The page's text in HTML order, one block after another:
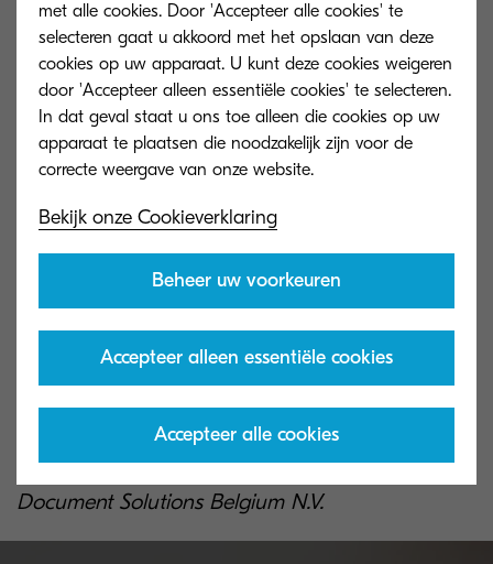
geschreven overeenkomsten, gemaakt
door dochterondernemingen of filialen van
KYOCERA Document Solutions EMEA met
derden, te vervangen. In het geval dat een
onbedoeld conflict bestaat, heeft de lokaal
afgesloten overeenkomst voorrang. In het
geval waar een zakelijke relatie bestaat, binnen
dewelke er nog geen geschikte tekst is die
bovenvermelde punten dekt, dan is de onder
'Wettelijke bepalingen' gegeven informatie van
toepassing, als de lokale omstandigheden dat
toestaan.
© KYOCERA Document Solutions Belgium N.V.
Sitemap Wettelijke bepalingen© KYOCERA
Document Solutions Belgium N.V.
met alle cookies. Door 'Accepteer alle cookies' te
selecteren gaat u akkoord met het opslaan van deze
cookies op uw apparaat. U kunt deze cookies weigeren
door 'Accepteer alleen essentiële cookies' te selecteren.
In dat geval staat u ons toe alleen die cookies op uw
apparaat te plaatsen die noodzakelijk zijn voor de
Bekijk onze Cookieverklaring
Beheer uw voorkeuren
Accepteer alleen essentiële cookies
Accepteer alle cookies